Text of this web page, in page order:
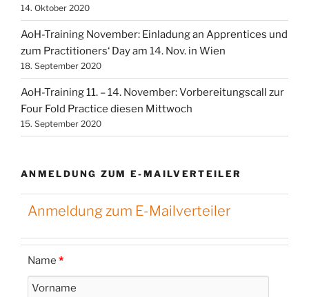
14. Oktober 2020
AoH-Training November: Einladung an Apprentices und
zum Practitioners‘ Day am 14. Nov. in Wien
18. September 2020
AoH-Training 11. – 14. November: Vorbereitungscall zur
Four Fold Practice diesen Mittwoch
15. September 2020
ANMELDUNG ZUM E-MAILVERTEILER
Anmeldung zum E-Mailverteiler
Name *